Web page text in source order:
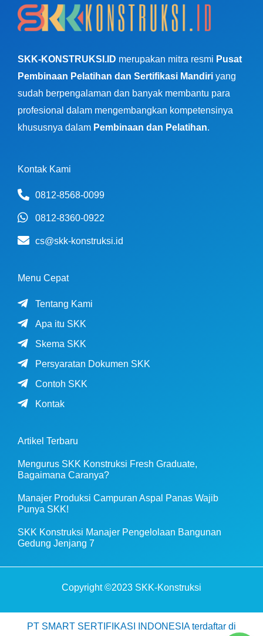
SKK-KONSTRUKSI.ID merupakan mitra resmi Pusat
Pembinaan Pelatihan dan Sertifikasi Mandiri yang
sudah berpengalaman dan banyak membantu para
profesional dalam mengembangkan kompetensinya
khususnya dalam Pembinaan dan Pelatihan.
Kontak Kami
0812-8568-0099
0812-8360-0922
cs@skk-konstruksi.id
Menu Cepat
Tentang Kami
Apa itu SKK
Skema SKK
Persyaratan Dokumen SKK
Contoh SKK
Kontak
Artikel Terbaru
Mengurus SKK Konstruksi Fresh Graduate,
Bagaimana Caranya?
Manajer Produksi Campuran Aspal Panas Wajib
Punya SKK!
SKK Konstruksi Manajer Pengelolaan Bangunan
Gedung Jenjang 7
Copyright ©2023 SKK-Konstruksi
PT SMART SERTIFIKASI INDONESIA terdaftar di